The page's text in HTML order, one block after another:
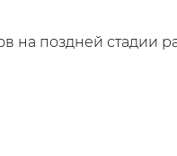
на поздней стадии